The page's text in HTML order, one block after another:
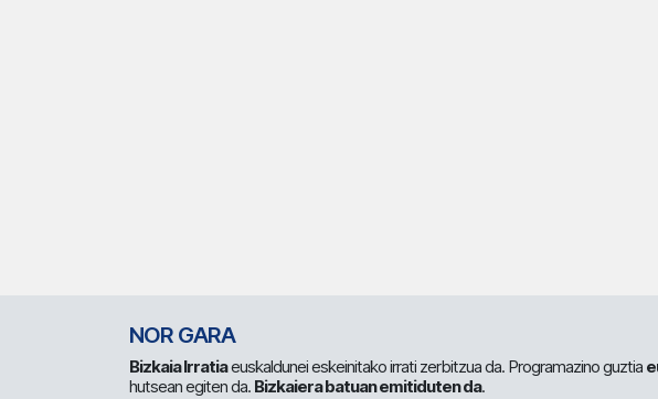
NOR GARA
Bizkaia Irratiaeuskaldunei eskeinitako irrati zerbitzua da. Programazino guztia
hutsean egiten da. Bizkaiera batuan emitiduten da.